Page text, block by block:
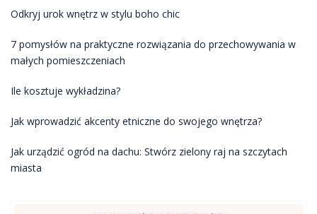
Odkryj urok wnętrz w stylu boho chic
7 pomysłów na praktyczne rozwiązania do przechowywania w
małych pomieszczeniach
Ile kosztuje wykładzina?
Jak wprowadzić akcenty etniczne do swojego wnętrza?
Jak urządzić ogród na dachu: Stwórz zielony raj na szczytach
miasta